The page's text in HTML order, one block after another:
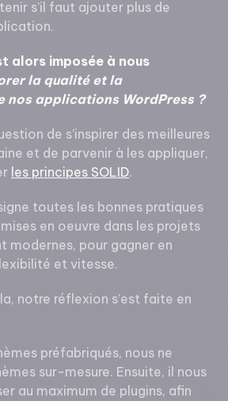
s’il faut ajouter plus de
alors imposée à nous
la qualité et la
nos applications WordPress ?
de s’inspirer des meilleures
et de parvenir à les appliquer,
les principes SOLID.
toutes les bonnes pratiques
en oeuvre dans les projets
modernes, pour gagner en
et vitesse.
notre réflexion s’est faite en
préfabriqués, nous ne
sur-mesure. Ensuite, il nous
au maximum de plugins, afin